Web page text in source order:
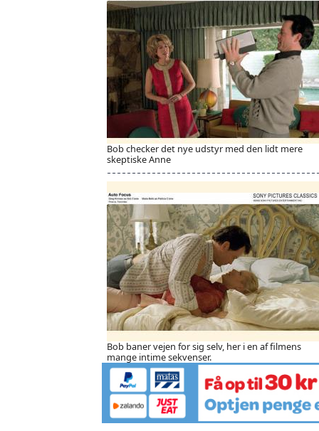
Bob checker det nye udstyr med den lidt mere
skeptiske Anne
Bob baner vejen for sig selv, her i en af filmens
mange intime sekvenser.